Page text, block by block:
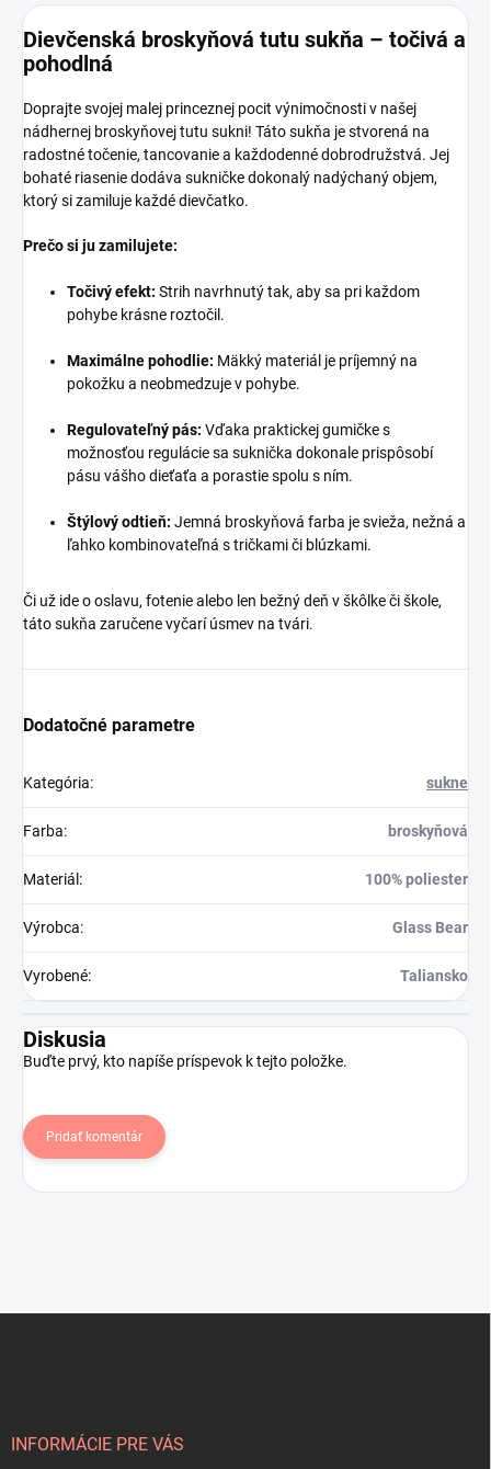
Dievčenská broskyňová tutu sukňa – točivá a
pohodlná
Doprajte svojej malej princeznej pocit výnimočnosti v našej
nádhernej broskyňovej tutu sukni! Táto sukňa je stvorená na
radostné točenie, tancovanie a každodenné dobrodružstvá. Jej
bohaté riasenie dodáva sukničke dokonalý nadýchaný objem,
ktorý si zamiluje každé dievčatko.
Prečo si ju zamilujete:
Točivý efekt: Strih navrhnutý tak, aby sa pri každom
pohybe krásne roztočil.
Maximálne pohodlie: Mäkký materiál je príjemný na
pokožku a neobmedzuje v pohybe.
Regulovateľný pás: Vďaka praktickej gumičke s
možnosťou regulácie sa suknička dokonale prispôsobí
pásu vášho dieťaťa a porastie spolu s ním.
Štýlový odtieň: Jemná broskyňová farba je svieža, nežná a
ľahko kombinovateľná s tričkami či blúzkami.
Či už ide o oslavu, fotenie alebo len bežný deň v škôlke či škole,
táto sukňa zaručene vyčarí úsmev na tvári.
Dodatočné parametre
Kategória: sukne
Farba: broskyňová
Materiál : 100% poliester
Výrobca: Glass Bear
Vyrobené: Taliansko
Diskusia
Buďte prvý, kto napíše príspevok k tejto položke.
Pridať komentár
INFORMÁCIE PRE VÁS